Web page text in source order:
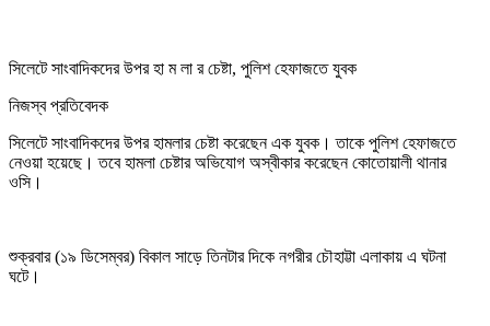
সিলেটে সাংবাদিকদের উপর হা ম লা র চেষ্টা, পুলিশ হেফাজতে যুবক
নিজস্ব প্রতিবেদক
সিলেটে সাংবাদিকদের উপর হামলার চেষ্টা করেছেন এক যুবক। তাকে পুলিশ হেফাজতে
নেওয়া হয়েছে। তবে হামলা চেষ্টার অভিযোগ অস্বীকার করেছেন কোতোয়ালী থানার
ওসি।
শুক্রবার (১৯ ডিসেম্বর) বিকাল সাড়ে তিনটার দিকে নগরীর চৌহাট্টা এলাকায় এ ঘটনা
ঘটে।